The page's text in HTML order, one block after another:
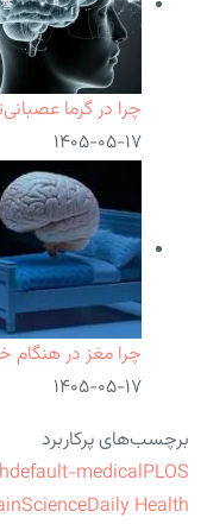
چرا در گرما
۱۴۰۵-۰۵-۱۷
چرا مغز در هنگام
۱۴۰۵-۰۵-۱۷
برچسب‌های پرکاربرد
default-medicalPLOS
ScienceDaily Health